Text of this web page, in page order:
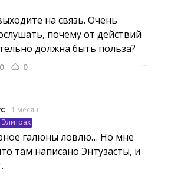
на связь. Очень
почему от действий
должна быть польза?
0 0 ···
1 месяц
галюны ловлю… Но мне
там написано Энтузасты, и